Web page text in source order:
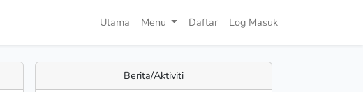
Utama Menu Daftar Log Masuk
Berita/Aktiviti